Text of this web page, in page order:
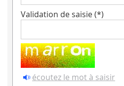
Validation de saisie (*)
écoutez le mot à saisir